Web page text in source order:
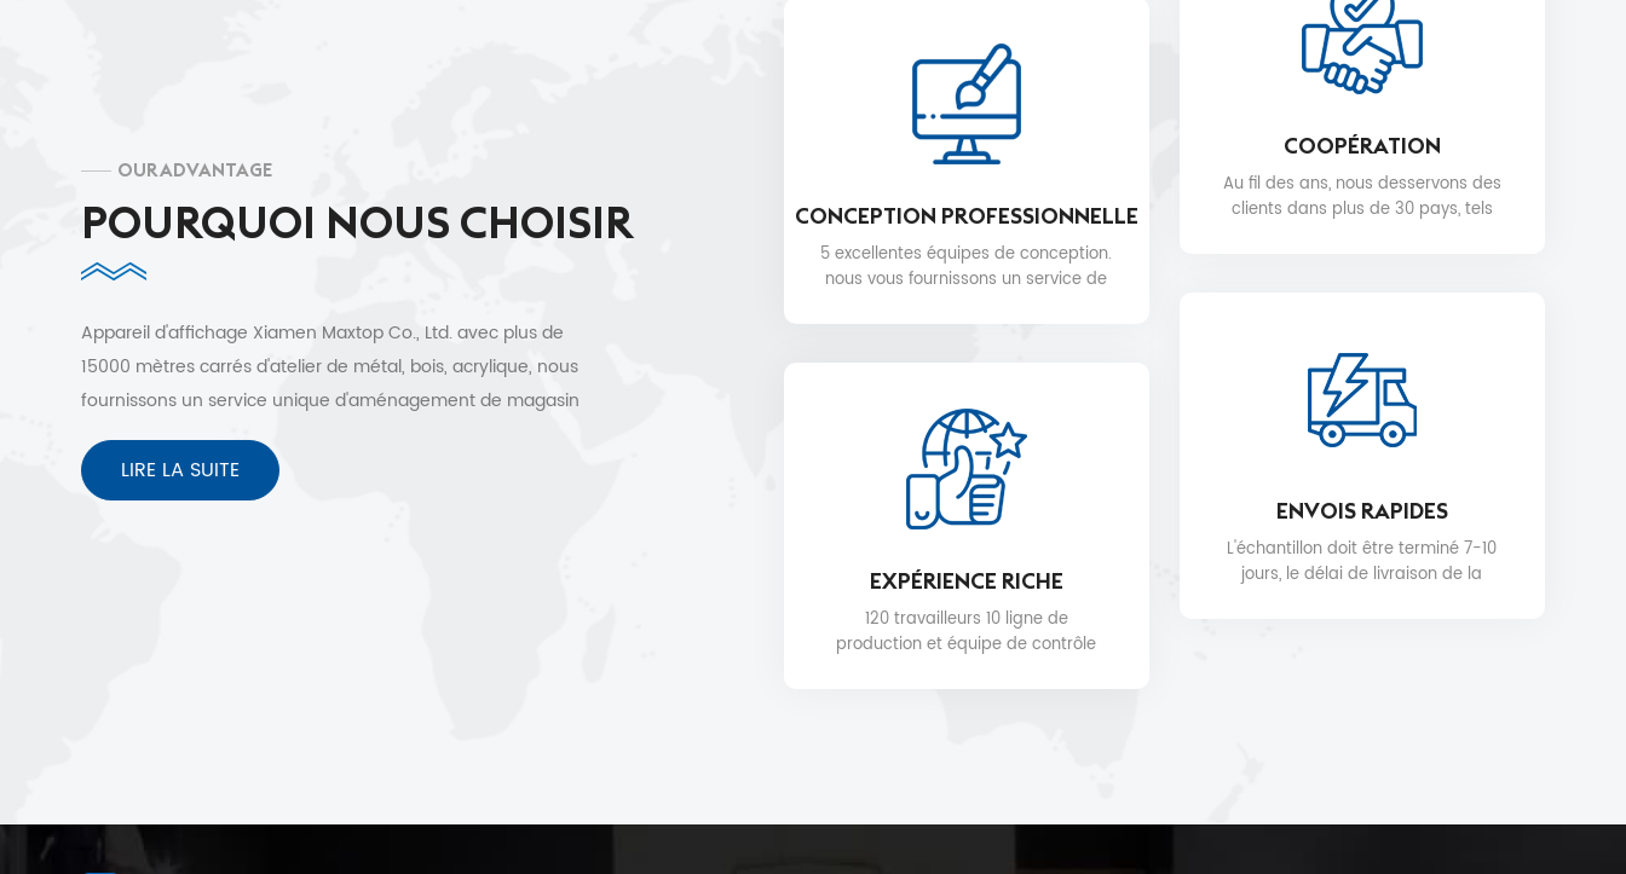
OUR ADVANTAGE
POURQUOI NOUS CHOISIR
Appareil d'affichage Xiamen Maxtop Co., Ltd. avec plus de
15000 mètres carrés d'atelier de métal, bois, acrylique, nous
fournissons un service unique d'aménagement de magasin
à des clients de plus de 30 pays. Conception 3D gratuite,
expédition rapide et service après-vente sans soucis.
LIRE LA SUITE
CONCEPTION PROFESSIONNELLE
5 excellentes équipes de conception.
nous vous fournissons un service de
COOPÉRATION
Au fil des ans, nous desservons des
clients dans plus de 30 pays, tels
EXPÉRIENCE RICHE
120 travailleurs 10 ligne de
production et équipe de contrôle
la date de livraison.
ENVOIS RAPIDES
L'échantillon doit être terminé 7-10
jours, le délai de livraison de la